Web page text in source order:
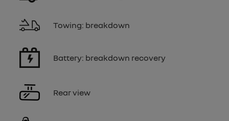
Towing: breakdown
Battery: breakdown recovery
Rear view